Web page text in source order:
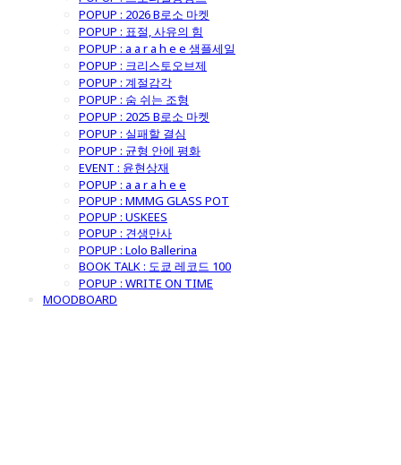
POPUP : 2026 B로소 마켓
POPUP : 표절, 사유의 힘
POPUP : a a r a h e e 샘플세일
POPUP : 크리스토오브제
POPUP : 계절감각
POPUP : 숨 쉬는 조형
POPUP : 2025 B로소 마켓
POPUP : 실패할 결심
POPUP : 균형 안에 평화
EVENT : 윤현상재
POPUP : a a r a h e e
POPUP : MMMG GLASS POT
POPUP : USKEES
POPUP : 견생만사
POPUP : Lolo Ballerina
BOOK TALK : 도쿄 레코드 100
POPUP : WRITE ON TIME
MOODBOARD